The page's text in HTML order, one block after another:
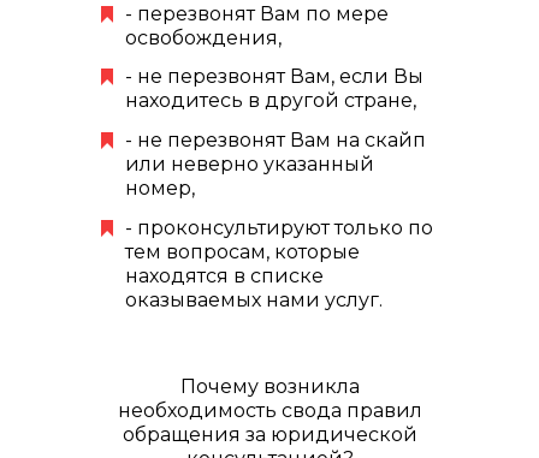
- перезвонят Вам по мере
освобождения,
- не перезвонят Вам, если Вы
находитесь в другой стране,
- не перезвонят Вам на скайп
или неверно указанный
номер,
- проконсультируют только по
тем вопросам, которые
находятся в списке
оказываемых нами услуг.
Почему возникла
необходимость свода правил
обращения за юридической